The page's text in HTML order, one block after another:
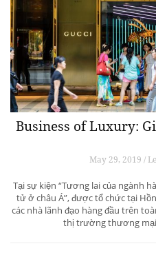
Business of Luxury:
May 29, 2019 /
Tại sự kiện “Tương lai của ngành
tử ở châu Á”, được tổ chức tại
các nhà lãnh đạo hàng đầu trên
thị trường thương